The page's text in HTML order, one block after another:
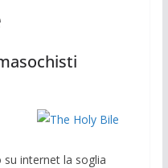
internet la soglia